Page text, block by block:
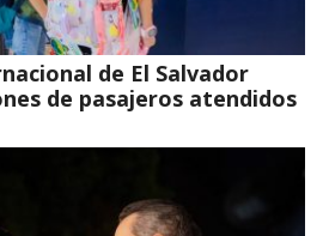
de El Salvador
de pasajeros atendidos